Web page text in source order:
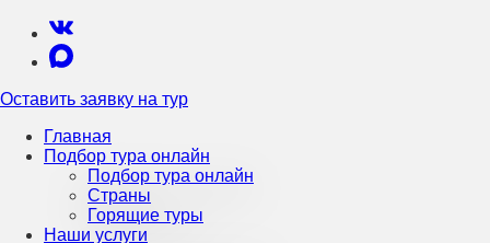
Оставить заявку на тур
Главная
Подбор тура онлайн
Подбор тура онлайн
Страны
Горящие туры
Наши услуги